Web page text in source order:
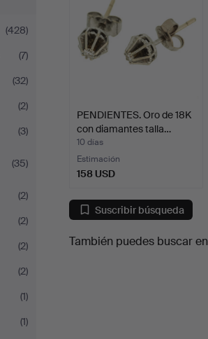
(428)
(7)
(32)
(2)
(3)
(35)
(2)
(2)
(2)
(2)
(1)
(1)
PENDIENTES. Oro de 18K
con diamantes talla…
10 días
Estimación
158 USD
Suscribir búsqueda
También puedes buscar en